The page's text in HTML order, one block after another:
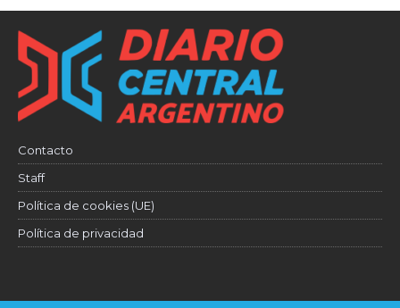
Contacto
Staff
Política de cookies (UE)
Política de privacidad